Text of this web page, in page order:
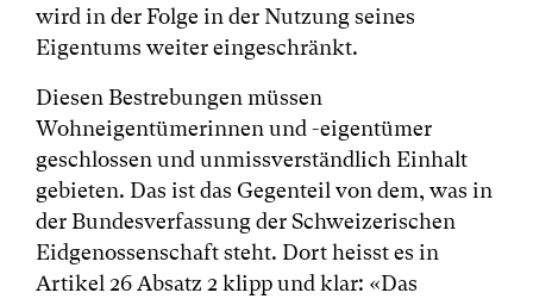
wird in der Folge in der Nutzung seines
Eigentums weiter eingeschränkt.
Diesen Bestrebungen müssen
Wohneigentümerinnen und -eigentümer
geschlossen und unmissverständlich Einhalt
gebieten. Das ist das Gegenteil von dem, was in
der Bundesverfassung der Schweizerischen
Eidgenossenschaft steht. Dort heisst es in
Artikel 26 Absatz 2 klipp und klar: «Das